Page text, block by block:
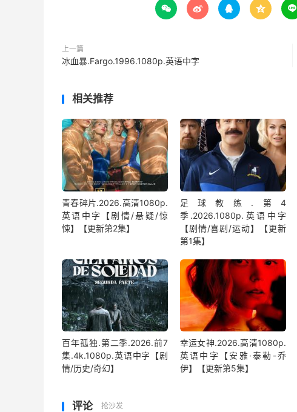
    
上一篇
冰血暴.Fargo‎.1996.1080p.英语中字
相关推荐
青春碎片.2026.高清1080p.
英语中字【剧情/悬疑/惊
悚】【更新第2集】
足球教练.第4
季.2026.1080p.英语中字
【剧情/喜剧/运动】【更新
第1集】
百年孤独.第二季.2026.前7
集.4k.1080p.英语中字【剧
情/历史/奇幻】
幸运女神.2026.高清1080p.
英语中字【安雅·泰勒-乔
伊】【更新第5集】
评论 抢沙发